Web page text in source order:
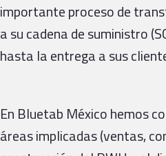
importante proceso de
a su cadena de suministro
hasta la entrega a sus
En Bluetab México hemos
áreas implicadas (ventas,